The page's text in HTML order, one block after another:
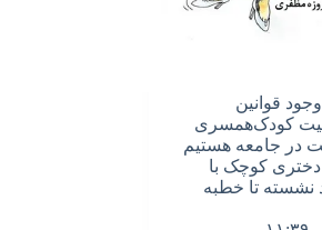
قوانین
کودک‌همسری
در جامعه هستیم
کوچک با
تا خطبه